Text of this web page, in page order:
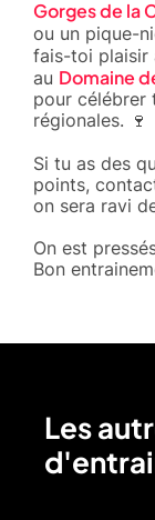
Gorges de la
ou un pique-
fais-toi plaisir
au Domaine
pour célébrer
régionales. 🍷
Si tu as des
points,
on sera ravi
On est
Bon
Les